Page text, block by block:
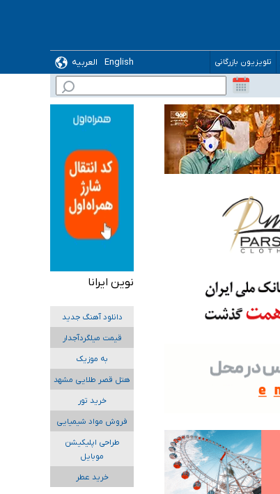
تلویزیون بازرگانی English
العربیه
نوین ایرانا
دانلود آهنگ جدید
قیمت میلگردآجدار
به موزیک
هتل قصر طلایی مشهد
خرید تور
فروش مواد شیمیایی
طراحی اپلیکیشن
موبایل
خرید عطر